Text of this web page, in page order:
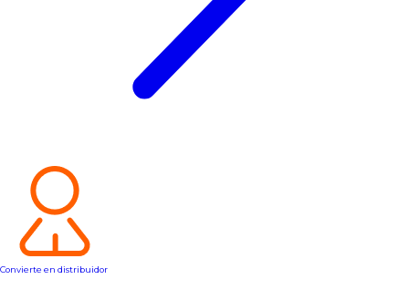
Convierte en distribuidor